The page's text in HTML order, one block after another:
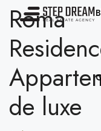
Roma
de luxe